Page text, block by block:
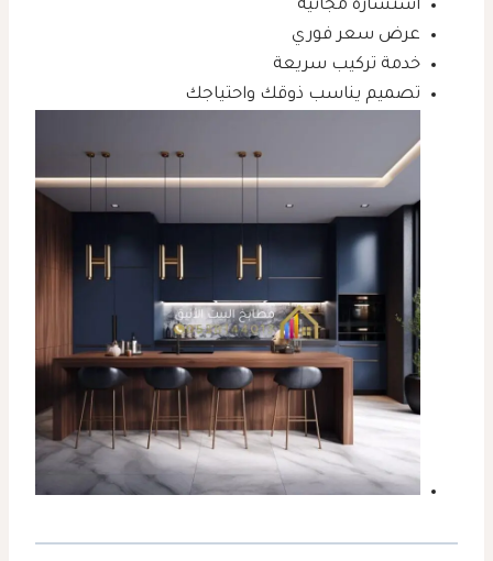
استشارة مجانية
عرض سعر فوري
خدمة تركيب سريعة
تصميم يناسب ذوقك واحتياجك